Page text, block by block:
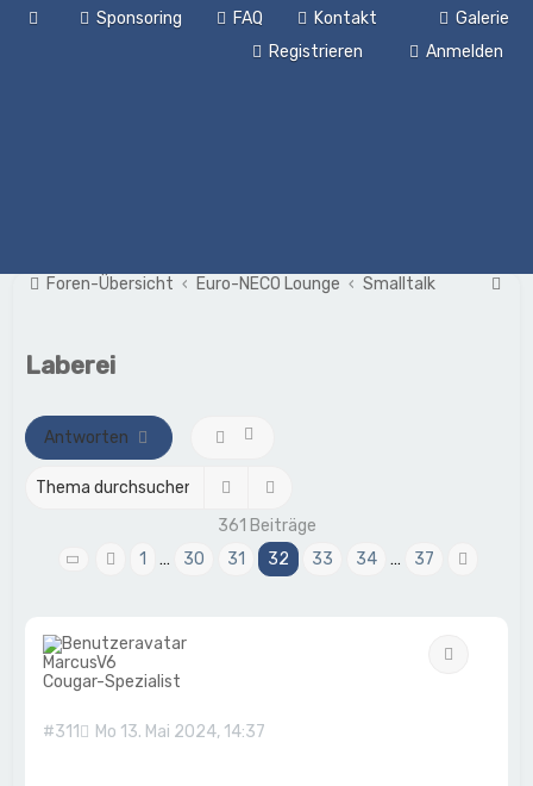
Galerie
Sponsoring FAQ
Kontakt
Anmelden
Registrieren
Foren-Übersicht Euro-NECO Lounge Smalltalk
Laberei
Antworten
Suche
361 Beiträge
Seite
32 von37
Vorherige
1 … 30 31 32 33 34 … 37
MarcusV6
Cougar-Spezialist
#311 Mo 13. Mai 2024, 14:37